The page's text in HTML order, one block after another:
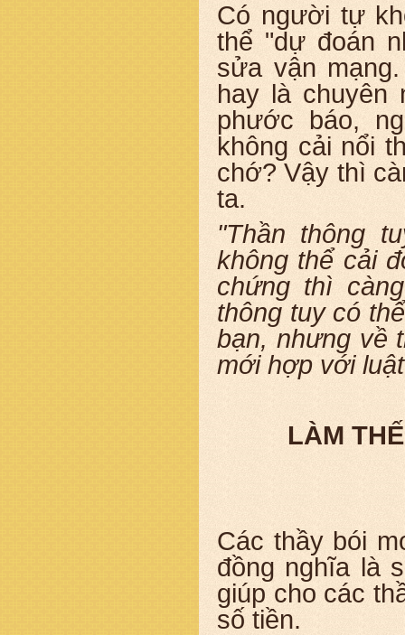
Có người tự
thể "dự đoán
sửa vận
hay là chuyên
phước báo,
không cải nổi
chớ? Vậy thì
ta.
"Thần thông
không thể cải
chứng thì
thông tuy có
bạn, nhưng về
mới hợp với
LÀM
Các thầy bói
đồng nghĩa là
giúp cho các
số tiền.